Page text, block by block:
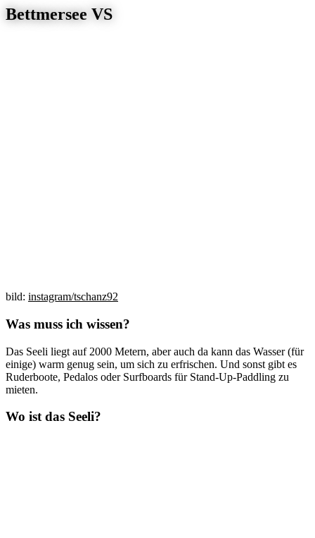
Bettmersee VS
bild: instagram/tschanz92
Was muss ich wissen?
Das Seeli liegt auf 2000 Metern, aber auch da kann das Wasser (für
einige) warm genug sein, um sich zu erfrischen. Und sonst gibt es
Ruderboote, Pedalos oder Surfboards für Stand-Up-Paddling zu
mieten.
Wo ist das Seeli?